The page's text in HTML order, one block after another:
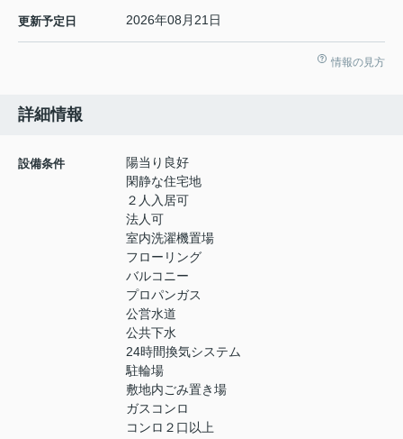
更新予定日 2026年08月21日
情報の見方
詳細情報
設備条件
陽当り良好
閑静な住宅地
２人入居可
法人可
室内洗濯機置場
フローリング
バルコニー
プロパンガス
公営水道
公共下水
24時間換気システム
駐輪場
敷地内ごみ置き場
ガスコンロ
コンロ２口以上